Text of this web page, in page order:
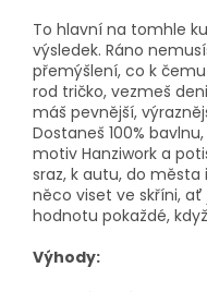
To hlavní na tomhle
výsledek. Ráno
přemýšlení, co k
rod tričko, vezmeš
máš pevnější,
Dostaneš 100%
motiv Hanziwork a
sraz, k autu, do města
něco viset ve skříni,
hodnotu pokaždé,
Výhody: